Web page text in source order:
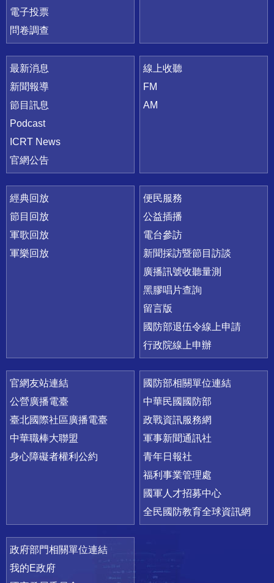
電子投票
問卷調查
最新消息
新聞報導
節目訊息
Podcast
ICRT News
官網公告
線上收聽
FM
AM
經典回放
節目回放
軍歌回放
軍樂回放
便民服務
公益插播
電台參訪
新聞採訪暨節目訪談
廣播訊號收聽量測
黑膠唱片查詢
留言版
國防部退伍令線上申請
行政院線上申辦
官網友站連結
公營廣播電臺
臺北國際社區廣播電臺
中華職棒大聯盟
身心障礙者權利公約
國防部相關單位連結
中華民國國防部
政戰資訊服務網
軍事新聞通訊社
青年日報社
福利事業管理處
國軍人才招募中心
全民國防教育全球資訊網
政府部門相關單位連結
我的E政府